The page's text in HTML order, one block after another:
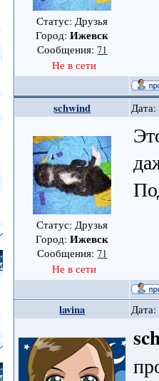
Статус: Друзья
Город:Ижевск
Сообщения:71
Не в сети
schwind
Статус: Друзья
Город:Ижевск
Сообщения:71
Не в сети
lavina